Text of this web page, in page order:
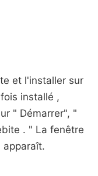
et l'installer sur
installé ,
" Démarrer", "
. " La fenêtre
apparaît.